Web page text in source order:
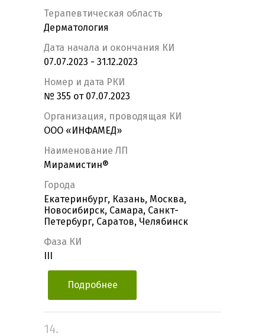
Терапевтическая область
Дерматология
Дата начала и окончания КИ
07.07.2023 - 31.12.2023
Номер и дата РКИ
№ 355 от 07.07.2023
Организация, проводящая КИ
ООО «ИНФАМЕД»
Наименование ЛП
Мирамистин®
Города
Екатеринбург, Казань, Москва,
Новосибирск, Самара, Санкт-
Петербург, Саратов, Челябинск
Фаза КИ
Подробнее
14.